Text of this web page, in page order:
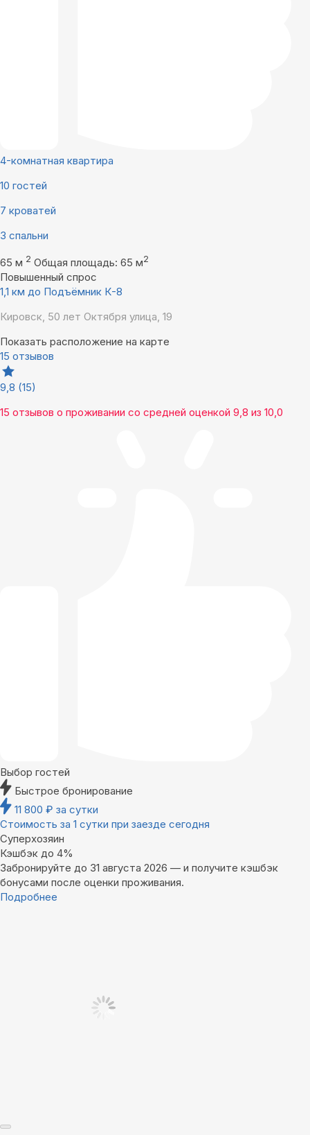
4-комнатная квартира
10 гостей
7 кроватей
3 спальни
65 м 2 Общая площадь: 65 м2
Повышенный спрос
1,1 км до Подъёмник К-8
Кировск, 50 лет Октября улица, 19
Показать расположение на карте
15 отзывов
9,8 (15)
15 отзывов о проживании со средней оценкой 9,8 из 10,0
Выбор гостей
Быстрое бронирование
11 800 ₽ за сутки
Стоимость за 1 сутки при заезде сегодня
Суперхозяин
Кэшбэк до 4%
Забронируйте до 31 августа 2026 — и получите кэшбэк
бонусами после оценки проживания.
Подробнее